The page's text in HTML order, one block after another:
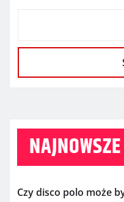
Czy disco polo może